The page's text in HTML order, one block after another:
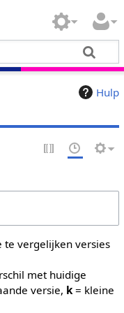
Hulp
te vergelijken versies
met huidige
versie, k= kleine